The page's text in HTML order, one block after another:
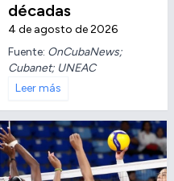
décadas
4 de agosto de 2026
Fuente: OnCubaNews;
Cubanet; UNEAC
Leer más